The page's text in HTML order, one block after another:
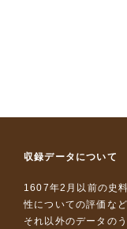
収録データについて
1607年2月以前の史
性についての評価な
それ以外のデータの